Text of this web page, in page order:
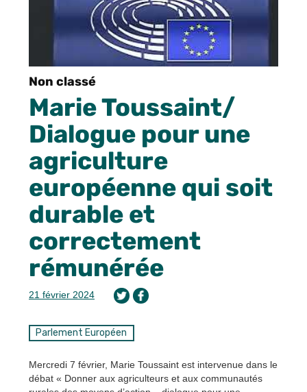
Non classé
Marie Toussaint/
Dialogue pour une
agriculture
européenne qui soit
durable et
correctement
rémunérée
21 février 2024
Parlement Européen
Mercredi 7 février, Marie Toussaint est intervenue dans le
débat « Donner aux agriculteurs et aux communautés